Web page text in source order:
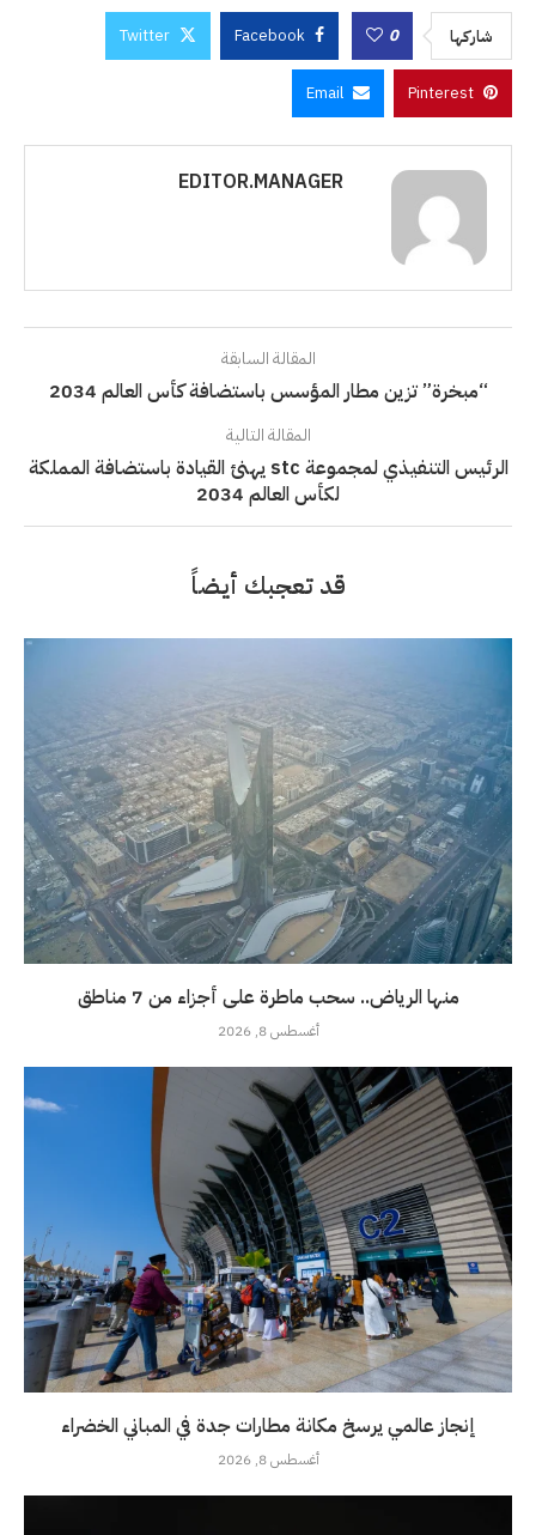
شاركها 0
Facebook
Twitter
Pinterest
Email
EDITOR.MANAGER
المقالة السابقة
“مبخرة” تزين مطار المؤسس باستضافة كأس العالم 2034
المقالة التالية
الرئيس التنفيذي لمجموعة stc يهنئ القيادة باستضافة المملكة
لكأس العالم 2034
قد تعجبك أيضاً
منها الرياض.. سحب ماطرة على أجزاء من 7 مناطق
أغسطس 8, 2026
إنجاز عالمي يرسخ مكانة مطارات جدة في المباني الخضراء
أغسطس 8, 2026